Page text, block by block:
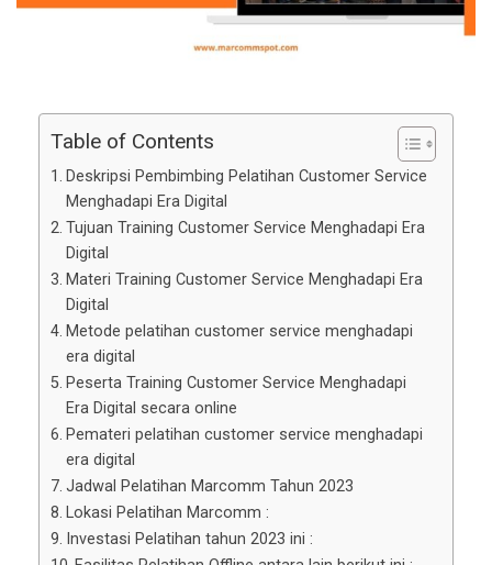
Table of Contents
Deskripsi Pembimbing Pelatihan Customer Service
Menghadapi Era Digital
Tujuan Training Customer Service Menghadapi Era
Digital
Materi Training Customer Service Menghadapi Era
Digital
Metode pelatihan customer service menghadapi
era digital
Peserta Training Customer Service Menghadapi
Era Digital secara online
Pemateri pelatihan customer service menghadapi
era digital
Jadwal Pelatihan Marcomm Tahun 2023
Lokasi Pelatihan Marcomm :
Investasi Pelatihan tahun 2023 ini :